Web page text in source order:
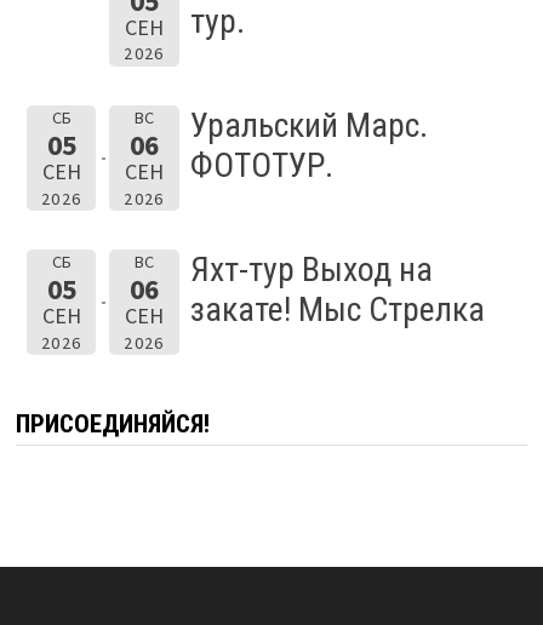
СЕН
2026
тур.
СБ
05
СЕН
2026
ВС
06
СЕН
2026
Уральский Марс.
ФОТОТУР.
СБ
05
СЕН
2026
ВС
06
СЕН
2026
Яхт-тур Выход на
закате! Мыс Стрелка
ПРИСОЕДИНЯЙСЯ!